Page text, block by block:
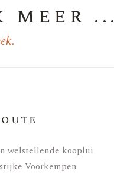
meer ...
welstellende kooplui
Voorkempen